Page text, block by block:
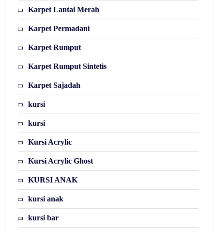
Karpet Lantai Merah
Karpet Permadani
Karpet Rumput
Karpet Rumput Sintetis
Karpet Sajadah
kursi
kursi
Kursi Acrylic
Kursi Acrylic Ghost
KURSI ANAK
kursi anak
kursi bar